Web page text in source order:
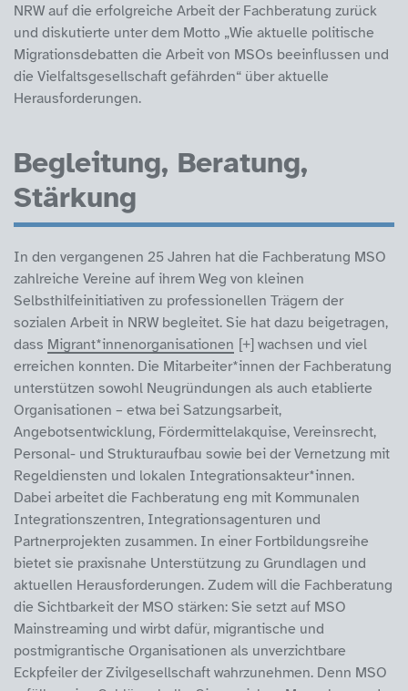
NRW auf die erfolgreiche Arbeit der Fachberatung zurück
und diskutierte unter dem Motto „Wie aktuelle politische
Migrationsdebatten die Arbeit von MSOs beeinflussen und
die Vielfaltsgesellschaft gefährden“ über aktuelle
Herausforderungen.
Begleitung, Beratung,
Stärkung
In den vergangenen 25 Jahren hat die Fachberatung MSO
zahlreiche Vereine auf ihrem Weg von kleinen
Selbsthilfeinitiativen zu professionellen Trägern der
sozialen Arbeit in NRW begleitet. Sie hat dazu beigetragen,
dass Migrant*innenorganisationen
wachsen und viel
erreichen konnten. Die Mitarbeiter*innen der Fachberatung
unterstützen sowohl Neugründungen als auch etablierte
Organisationen – etwa bei Satzungsarbeit,
Angebotsentwicklung, Fördermittelakquise, Vereinsrecht,
Personal- und Strukturaufbau sowie bei der Vernetzung mit
Regeldiensten und lokalen Integrationsakteur*innen.
Dabei arbeitet die Fachberatung eng mit Kommunalen
Integrationszentren, Integrationsagenturen und
Partnerprojekten zusammen. In einer Fortbildungsreihe
bietet sie praxisnahe Unterstützung zu Grundlagen und
aktuellen Herausforderungen. Zudem will die Fachberatung
die Sichtbarkeit der MSO stärken: Sie setzt auf MSO
Mainstreaming und wirbt dafür, migrantische und
postmigrantische Organisationen als unverzichtbare
Eckpfeiler der Zivilgesellschaft wahrzunehmen. Denn MSO